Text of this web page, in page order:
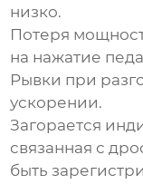
низко.
Потеря
на нажатие
Рывки при
ускорении.
Загорается
связанная с
быть